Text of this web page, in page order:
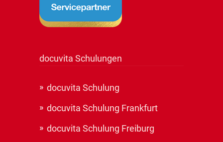
docuvita Schulungen
docuvita Schulung
docuvita Schulung Frankfurt
docuvita Schulung Freiburg